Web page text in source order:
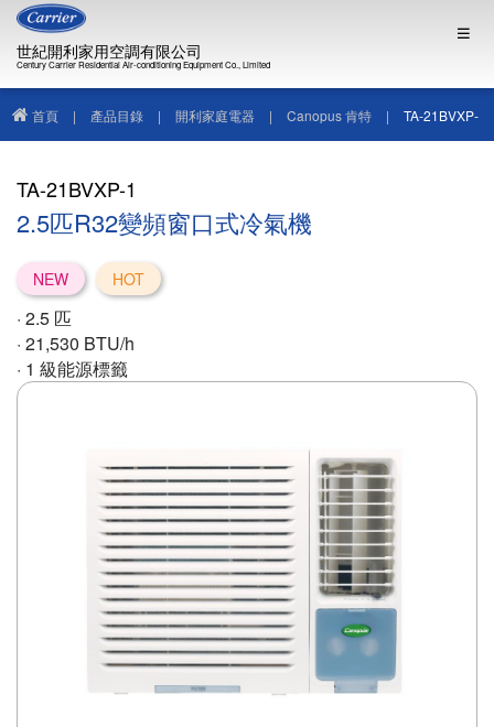
世紀開利家用空調有限公司
Century Carrier Residential Air-conditioning Equipment Co., Limited
首頁 | 產品目錄 | 開利家庭電器 | Canopus 肯特 | TA-21BVXP-
TA-21BVXP-1
2.5匹R32變頻窗口式冷氣機
NEW HOT
· 2.5 匹
· 21,530 BTU/h
· 1 級能源標籤